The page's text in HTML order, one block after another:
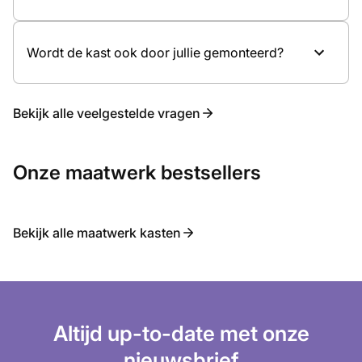
Wordt de kast ook door jullie gemonteerd?
Bekijk alle veelgestelde vragen
Onze maatwerk bestsellers
Bekijk alle maatwerk kasten
Altijd up-to-date met onze